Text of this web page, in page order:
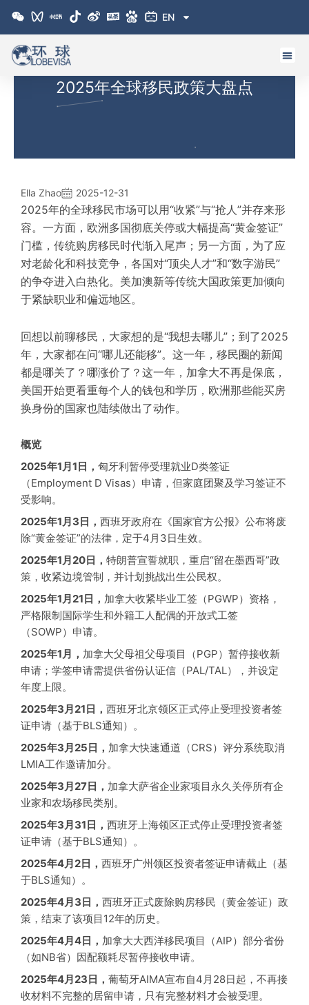
EN
2025年全球移民政策大盘点
Ella Zhao 2025-12-31
2025年的全球移民市场可以用“收紧”与“抢人”并存来形
容。一方面，欧洲多国彻底关停或大幅提高“黄金签证”
门槛，传统购房移民时代渐入尾声；另一方面，为了应
对老龄化和科技竞争，各国对“顶尖人才”和“数字游民”
的争夺进入白热化。美加澳新等传统大国政策更加倾向
于紧缺职业和偏远地区。
回想以前聊移民，大家想的是“我想去哪儿”；到了2025
年，大家都在问“哪儿还能移”。这一年，移民圈的新闻
都是哪关了？哪涨价了？这一年，加拿大不再是保底，
美国开始更看重每个人的钱包和学历，欧洲那些能买房
换身份的国家也陆续做出了动作。
概览
2025年1月1日， 匈牙利暂停受理就业D类签证
（Employment D Visas）申请，但家庭团聚及学习签证不
受影响。
2025年1月3日， 西班牙政府在《国家官方公报》公布将废
除“黄金签证”的法律，定于4月3日生效。
2025年1月20日， 特朗普宣誓就职，重启“留在墨西哥”政
策，收紧边境管制，并计划挑战出生公民权。
2025年1月21日， 加拿大收紧毕业工签（PGWP）资格，
严格限制国际学生和外籍工人配偶的开放式工签
（SOWP）申请。
2025年1月， 加拿大父母祖父母项目（PGP）暂停接收新
申请；学签申请需提供省份认证信（PAL/TAL），并设定
年度上限。
2025年3月21日， 西班牙北京领区正式停止受理投资者签
证申请（基于BLS通知）。
2025年3月25日， 加拿大快速通道（CRS）评分系统取消
LMIA工作邀请加分。
2025年3月27日， 加拿大萨省企业家项目永久关停所有企
业家和农场移民类别。
2025年3月31日， 西班牙上海领区正式停止受理投资者签
证申请（基于BLS通知）。
2025年4月2日， 西班牙广州领区投资者签证申请截止（基
于BLS通知）。
2025年4月3日， 西班牙正式废除购房移民（黄金签证）政
策，结束了该项目12年的历史。
2025年4月4日， 加拿大大西洋移民项目（AIP）部分省份
（如NB省）因配额耗尽暂停接收申请。
2025年4月23日， 葡萄牙AIMA宣布自4月28日起，不再接
收材料不完整的居留申请，只有完整材料才会被受理。